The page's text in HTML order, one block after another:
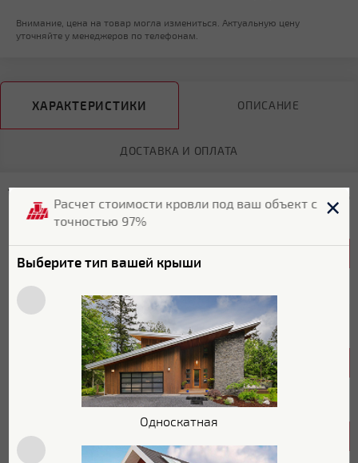
Внимание, цена на товар могла измениться. Актуальную цену
уточняйте у менеджеров по телефонам.
ХАРАКТЕРИСТИКИ ОПИСАНИЕ
ДОСТАВКА И ОПЛАТА
Технические характеристики фальцевой кровли Гранд
Лайн серии Кликфальц 93426
Общие характеристики
Бренд
Страна бренда Россия
Характеристики поверхности
Цинк
Основные характеристики
Расчет стоимости кровли под ваш объект с
точностью 97%
Выберите тип вашей крыши
Односкатная